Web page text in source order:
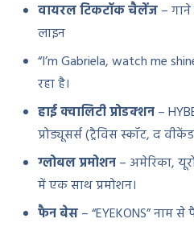
वायरल टिकटॉक चैलेंज–
लाइन
“I’m Gabriela, watch me
रहा है।
हाई क्वालिटी प्रोडक्शन–
प्रोड्यूसर्स (ट्रैविस स्कॉट, द
ग्लोबल प्रमोशन– अमेरिका,
में एक साथ प्रमोशन।
फैन बेस– “EYEKONS” नाम